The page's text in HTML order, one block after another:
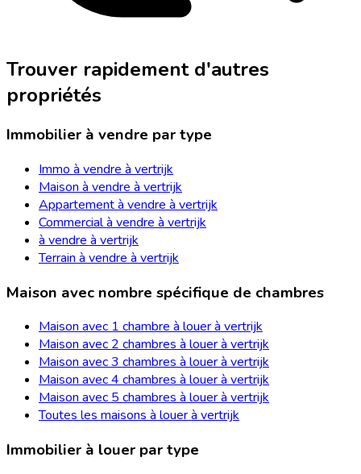
Trouver rapidement d'autres
propriétés
Immobilier à vendre par type
Immo à vendre à vertrijk
Maison à vendre à vertrijk
Appartement à vendre à vertrijk
Commercial à vendre à vertrijk
à vendre à vertrijk
Terrain à vendre à vertrijk
Maison avec nombre spécifique de chambres
Maison avec 1 chambre à louer à vertrijk
Maison avec 2 chambres à louer à vertrijk
Maison avec 3 chambres à louer à vertrijk
Maison avec 4 chambres à louer à vertrijk
Maison avec 5 chambres à louer à vertrijk
Toutes les maisons à louer à vertrijk
Immobilier à louer par type